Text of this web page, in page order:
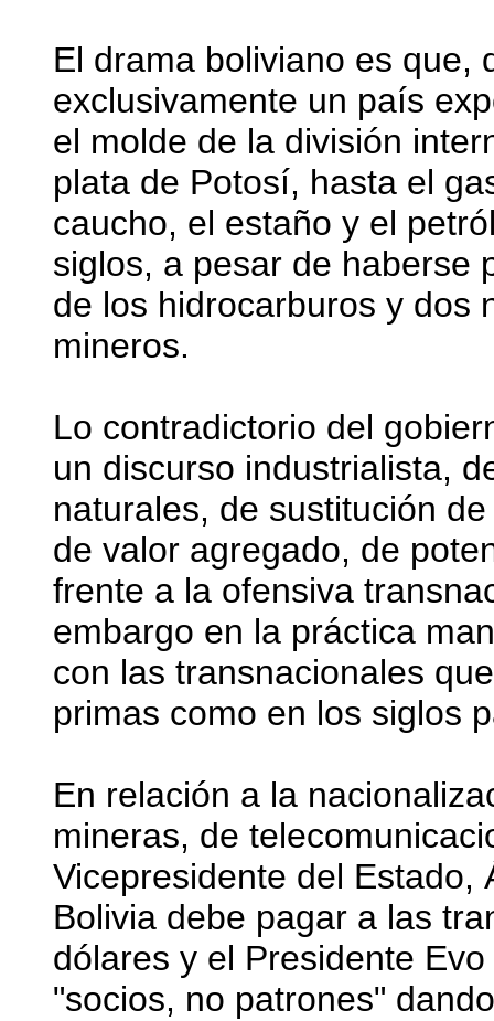
El drama boliviano es que,
exclusivamente un país
el molde de la división
plata de Potosí, hasta el
caucho, el estaño y el
siglos, a pesar de haberse
de los hidrocarburos y dos
mineros.
Lo contradictorio del
un discurso industrialista,
naturales, de sustitución
de valor agregado, de
frente a la ofensiva
embargo en la práctica
con las transnacionales
primas como en los siglos
En relación a la
mineras, de
Vicepresidente del Estado,
Bolivia debe pagar a las
dólares y el Presidente
"socios, no patrones"